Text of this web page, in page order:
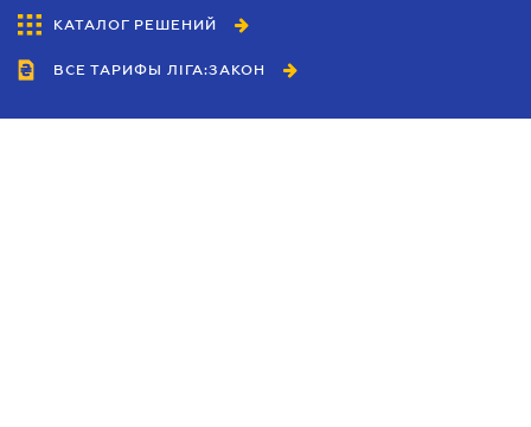
КАТАЛОГ РЕШЕНИЙ
ВСЕ ТАРИФЫ ЛІГА:ЗАКОН